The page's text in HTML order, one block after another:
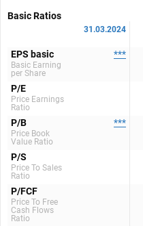
Basic Ratios
31.03.2024
EPS basic
Basic Earning
per Share
***
P/E
Price Earnings
Ratio
P/B
Price Book
Value Ratio
***
P/S
Price To Sales
Ratio
P/FCF
Price To Free
Cash Flows
Ratio